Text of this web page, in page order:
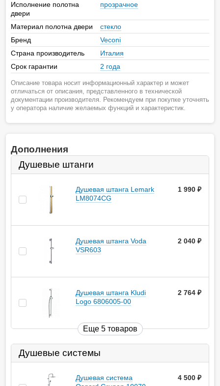
Исполнение полотна
двери
прозрачное
Материал полотна двери
стекло
Бренд
Veconi
Страна производитель
Италия
Срок гарантии
2 года
Описание товара носит информационный характер и может
отличаться от описания, представленного в технической
документации производителя. Рекомендуем при покупке уточнять
у оператора наличие желаемых функций и характеристик.
Дополнения
Душевые штанги
Душевая штанга Lemark
LM8074CG
1 990
Душевая штанга Voda
VSR603
2 040
Душевая штанга Kludi
Logo 6806005-00
2 764
Еще 5 товаров
Душевые системы
Душевая система
4 500